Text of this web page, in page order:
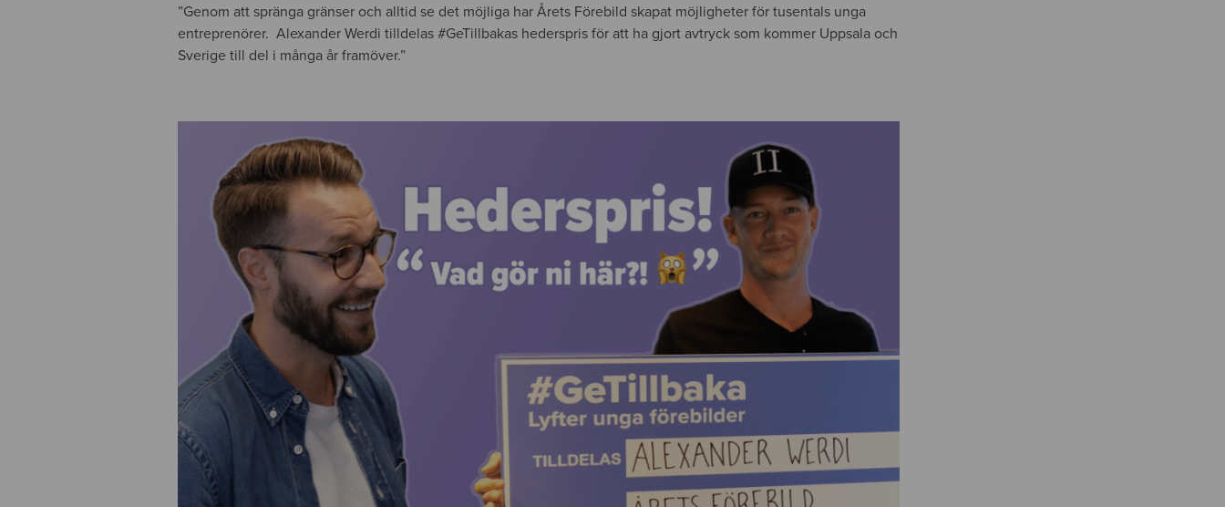
”Genom att spränga gränser och alltid se det möjliga har Årets Förebild skapat möjligheter för tusentals unga
entreprenörer. Alexander Werdi tilldelas #GeTillbakas hederspris för att ha gjort avtryck som kommer Uppsala och
Sverige till del i många år framöver.”